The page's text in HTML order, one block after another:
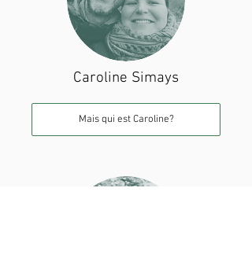
Caroline Simays
Mais qui est Caroline?